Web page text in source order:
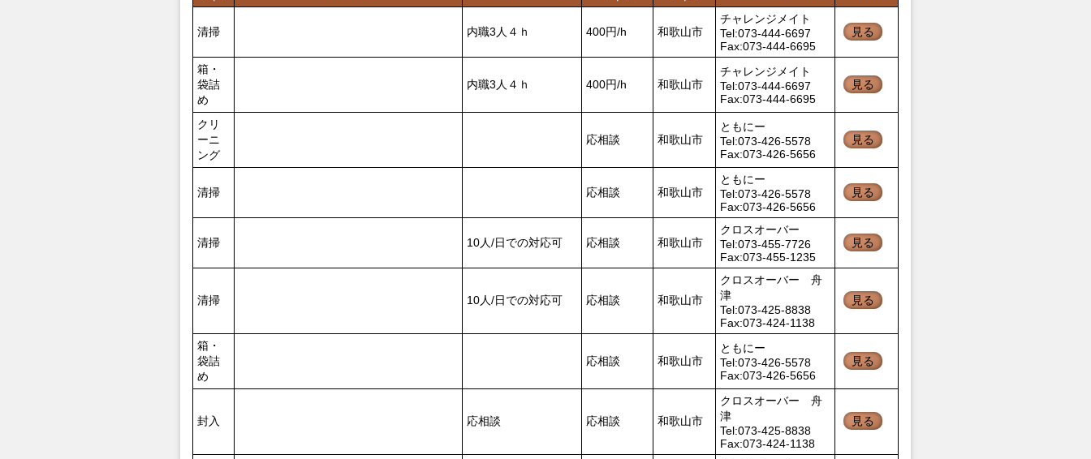
清掃 内職3人４ｈ 400円/h 和歌山市
チャレンジメイト
Tel:073-444-6697
Fax:073-444-6695
見る
箱・
袋詰
め
内職3人４ｈ 400円/h 和歌山市
チャレンジメイト
Tel:073-444-6697
Fax:073-444-6695
見る
クリ
ーニ
ング
応相談 和歌山市
ともにー
Tel:073-426-5578
Fax:073-426-5656
見る
清掃 応相談 和歌山市
ともにー
Tel:073-426-5578
Fax:073-426-5656
見る
清掃 10人/日での対応可 応相談 和歌山市
クロスオーバー
Tel:073-455-7726
Fax:073-455-1235
見る
清掃 10人/日での対応可 応相談 和歌山市
クロスオーバー 舟
津
Tel:073-425-8838
Fax:073-424-1138
見る
箱・
袋詰
め
応相談 和歌山市
ともにー
Tel:073-426-5578
Fax:073-426-5656
見る
封入 応相談 応相談 和歌山市
クロスオーバー 舟
津
Tel:073-425-8838
Fax:073-424-1138
見る